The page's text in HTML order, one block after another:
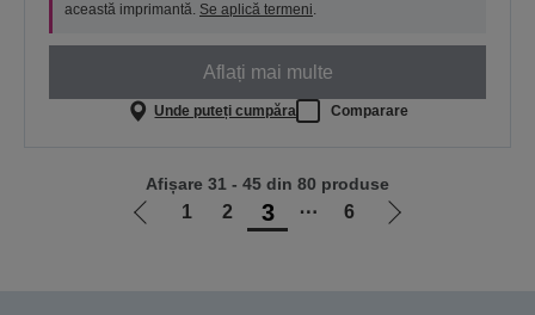
această imprimantă. Se aplică termeni.
Aflați mai multe
Unde puteți cumpăra Comparare
Mergi
1 2 3 ⋯ 6
Mergi
Afișare 31 - 45 din 80 produse